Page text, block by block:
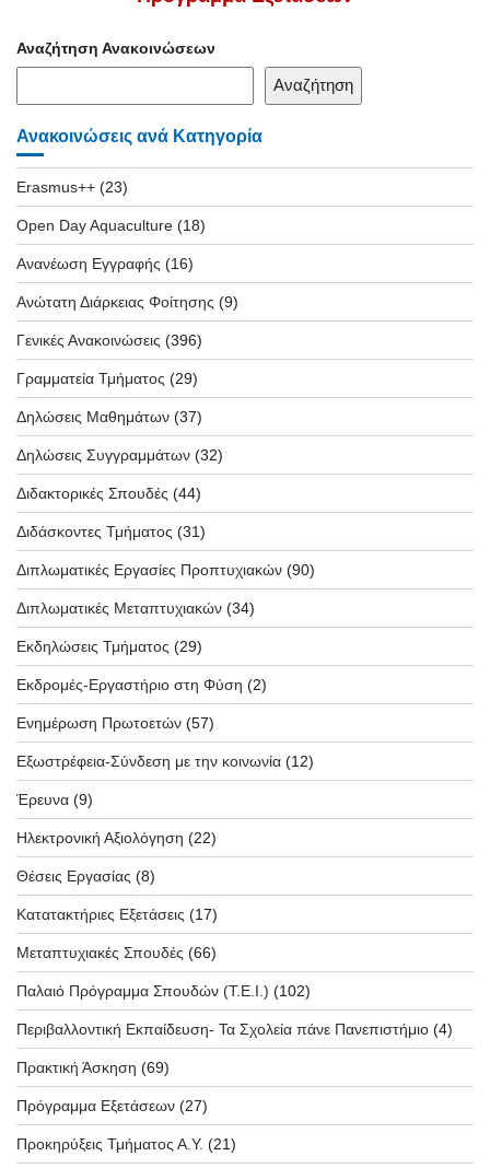
Αναζήτηση Ανακοινώσεων
Αναζήτηση
Ανακοινώσεις ανά Κατηγορία
Erasmus++ (23)
Open Day Aquaculture (18)
Ανανέωση Εγγραφής (16)
Ανώτατη Διάρκειας Φοίτησης (9)
Γενικές Ανακοινώσεις (396)
Γραμματεία Τμήματος (29)
Δηλώσεις Μαθημάτων (37)
Δηλώσεις Συγγραμμάτων (32)
Διδακτορικές Σπουδές (44)
Διδάσκοντες Τμήματος (31)
Διπλωματικές Εργασίες Προπτυχιακών (90)
Διπλωματικές Μεταπτυχιακών (34)
Εκδηλώσεις Τμήματος (29)
Εκδρομές-Εργαστήριο στη Φύση (2)
Ενημέρωση Πρωτοετών (57)
Εξωστρέφεια-Σύνδεση με την κοινωνία (12)
Έρευνα (9)
Ηλεκτρονική Αξιολόγηση (22)
Θέσεις Εργασίας (8)
Κατατακτήριες Εξετάσεις (17)
Μεταπτυχιακές Σπουδές (66)
Παλαιό Πρόγραμμα Σπουδών (T.E.I.) (102)
Περιβαλλοντική Εκπαίδευση- Τα Σχολεία πάνε Πανεπιστήμιο (4)
Πρακτική Άσκηση (69)
Πρόγραμμα Εξετάσεων (27)
Προκηρύξεις Τμήματος Α.Υ. (21)